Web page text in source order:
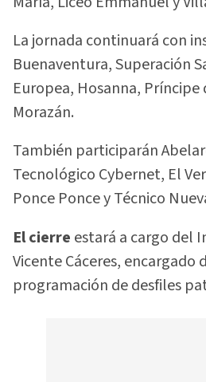
La jornada continuará con
Buenaventura, Superación
Europea, Hosanna, Príncipe
Morazán.
También participarán
Tecnológico Cybernet, El
Ponce Ponce y Técnico
El cierre estará a cargo del
Vicente Cáceres, encargado
programación de desfiles